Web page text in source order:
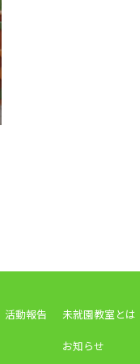
活動報告 未就園教室とは
お知らせ